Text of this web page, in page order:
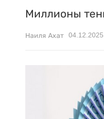
Миллионы
Наиля Ахат